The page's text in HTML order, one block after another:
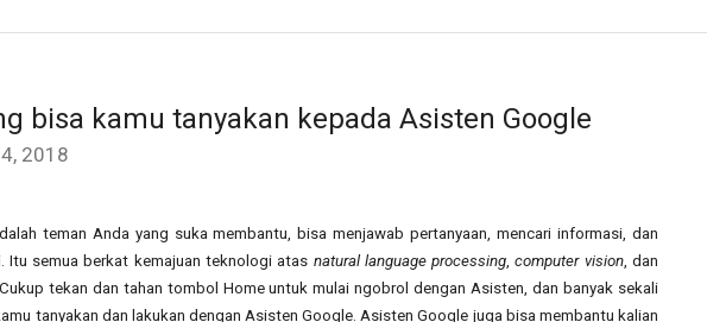
bisa kamu tanyakan kepada Asisten Google
2018
teman Anda yang suka membantu, bisa menjawab pertanyaan, mencari informasi, dan
Itu semua berkat kemajuan teknologi atas natural language processing, computer vision
tekan dan tahan tombol Home untuk mulai ngobrol dengan Asisten, dan banyak sekali
tanyakan dan lakukan dengan Asisten Google. Asisten Google juga bisa membantu kalian